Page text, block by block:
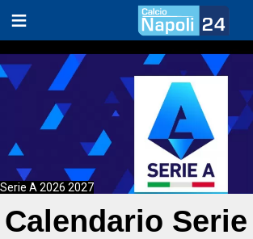
Serie A 2026 2027
Calendario Serie